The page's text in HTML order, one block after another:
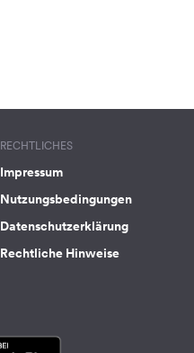
RECHTLICHES
Impressum
Nutzungsbedingungen
Datenschutzerklärung
Rechtliche Hinweise